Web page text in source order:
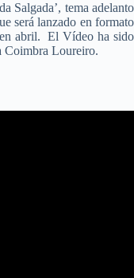
Salgada’, tema adelanto
será lanzado en formato
abril. El Vídeo ha sido
Coimbra Loureiro.